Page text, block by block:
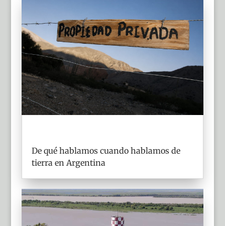
De qué hablamos cuando hablamos de
tierra en Argentina